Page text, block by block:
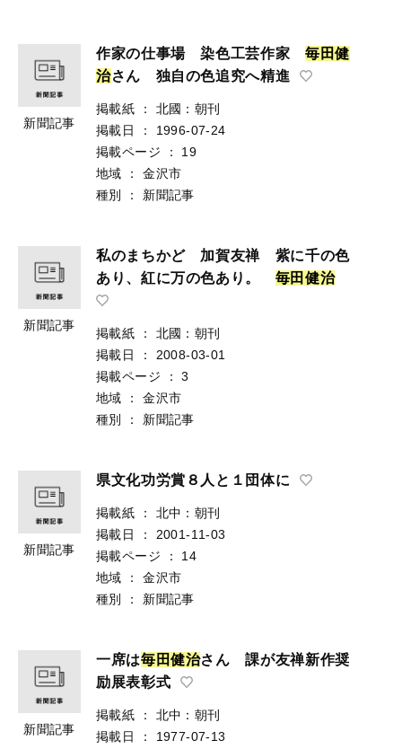
新聞記事
作家の仕事場 染色工芸作家 毎 田健
治さん 独自の色追究へ精進
掲載紙 ：
北國：朝刊
掲載日
：
1996-07-24
掲載ページ
：
19
地域
：
金沢市
種別
： 新聞記事
新聞記事
私のまちかど 加賀友禅 紫に千の色
あり、紅に万の色あり。 毎田 健治
掲載紙 ：
北國：朝刊
掲載日
：
2008-03-01
掲載ページ
：
3
地域
：
金沢市
種別
： 新聞記事
新聞記事
県文化功労賞８人と１団体に
掲載紙 ：
北中：朝刊
掲載日
：
2001-11-03
掲載ページ
：
14
地域
：
金沢市
種別
： 新聞記事
新聞記事
一席は毎 田健治さん 課が友禅新作奨
励展表彰式
掲載紙 ：
北中：朝刊
掲載日
：
1977-07-13